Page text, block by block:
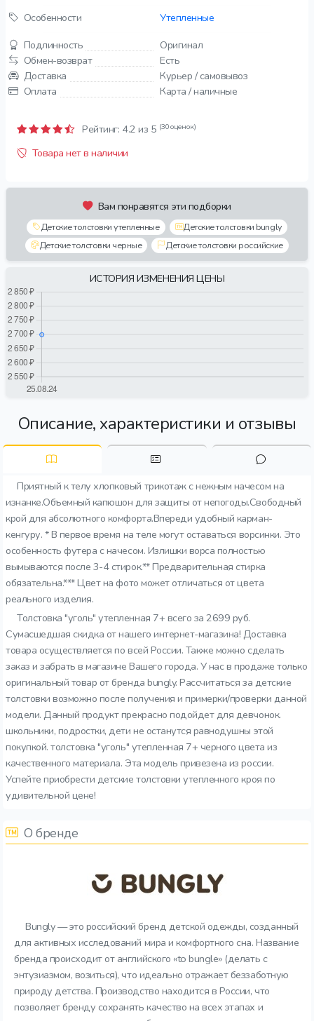
Особенности
Утепленные
Подлинность
Оригинал
Обмен-возврат
Есть
Доставка
Курьер / самовывоз
Оплата
Карта / наличные
Рейтинг: 4.2 из 5 (30 оценок)
Товара нет в наличии
Вам понравятся эти подборки
Детские толстовки утепленные
Детские толстовки bungly
Детские толстовки черные
Детские толстовки российские
ИСТОРИЯ ИЗМЕНЕНИЯ ЦЕНЫ
Описание, характеристики и отзывы
Приятный к телу хлопковый трикотаж с нежным начесом на
изнанке.Объемный капюшон для защиты от непогоды.Свободный
крой для абсолютного комфорта.Впереди удобный карман-
кенгуру. * В первое время на теле могут оставаться ворсинки. Это
особенность футера с начесом. Излишки ворса полностью
вымываются после 3-4 стирок.** Предварительная стирка
обязательна.*** Цвет на фото может отличаться от цвета
реального изделия.
Толстовка "уголь" утепленная 7+ всего за 2699 руб.
Сумасшедшая скидка от нашего интернет-магазина! Доставка
товара осуществляется по всей России. Также можно сделать
заказ и забрать в магазине Вашего города. У нас в продаже только
оригинальный товар от бренда bungly. Рассчитаться за детские
толстовки возможно после получения и примерки/проверки данной
модели. Данный продукт прекрасно подойдет для девчонок.
школьники, подростки, дети не останутся равнодушны этой
покупкой. толстовка "уголь" утепленная 7+ черного цвета из
качественного материала. Эта модель привезена из россии.
Успейте приобрести детские толстовки утепленного кроя по
удивительной цене!
О бренде
Bungly — это российский бренд детской одежды, созданный
для активных исследований мира и комфортного сна. Название
бренда происходит от английского «to bungle» (делать с
энтузиазмом, возиться), что идеально отражает беззаботную
природу детства. Производство находится в России, что
позволяет бренду сохранять качество на всех этапах и